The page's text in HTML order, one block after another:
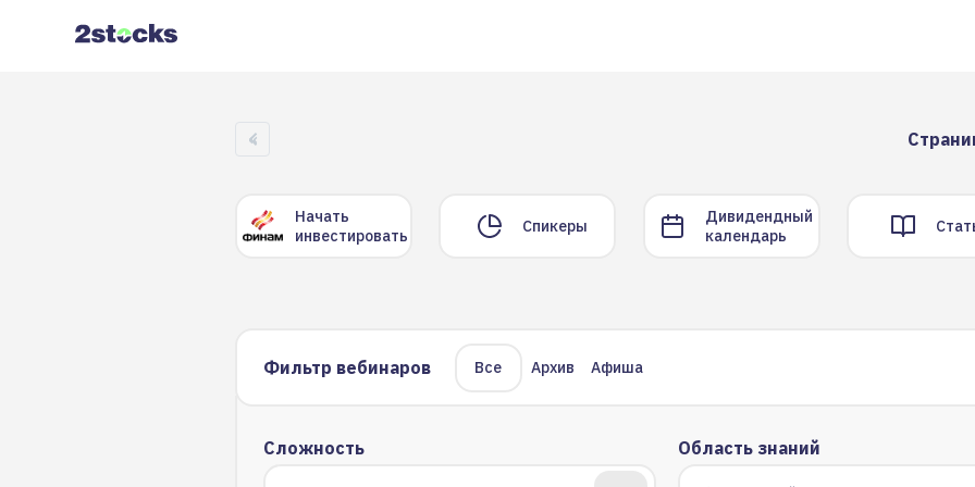
Нумерация
‹‹
Начать
инвестировать
Спикеры
Дивидендный
календарь
Фильтр вебинаров Все Архив Афиша
Сложность Область знаний